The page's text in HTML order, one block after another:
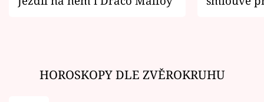
HOROSKOPY DLE ZVĚROKRUHU